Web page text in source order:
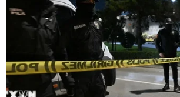
#Bắc Bộ #nắng nóng
#Nắng nóng ở
#gió Tây Nam
#hiệu ứng phơn